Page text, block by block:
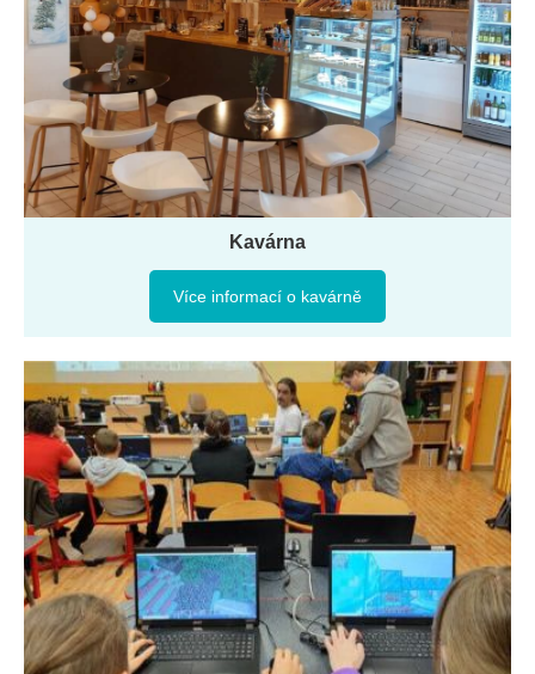
Kavárna
Více informací o kavárně